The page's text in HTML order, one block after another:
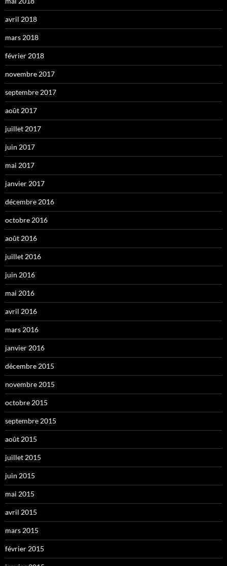
avril 2018
mars 2018
février 2018
novembre 2017
septembre 2017
août 2017
juillet 2017
juin 2017
mai 2017
janvier 2017
décembre 2016
octobre 2016
août 2016
juillet 2016
juin 2016
mai 2016
avril 2016
mars 2016
janvier 2016
décembre 2015
novembre 2015
octobre 2015
septembre 2015
août 2015
juillet 2015
juin 2015
mai 2015
avril 2015
mars 2015
février 2015